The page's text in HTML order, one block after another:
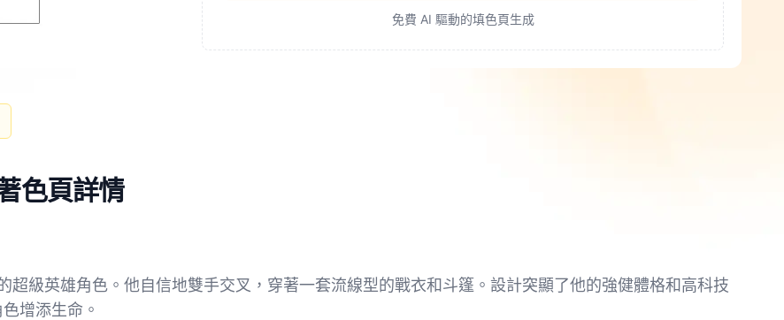
免費 AI 驅動的填色頁生成
色頁詳情
級英雄角色。他自信地雙手交叉，穿著一套流線型的戰衣和斗篷。設計突顯了他的強健體格和高科技
增添生命。